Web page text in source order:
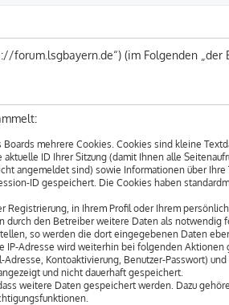
forum.lsgbayern.de“) (im Folgenden
mehrere Cookies. Cookies sind kleine
ID Ihrer Sitzung (damit Ihnen alle
angemeldet sind) sowie Informationen über
ID gespeichert. Die Cookies haben
in Ihrem Profil oder Ihrem
den Betreiber weitere Daten als notwendig
so werden die dort eingegebenen Daten
IP-Adresse wird weiterhin bei folgenden
Kontoaktivierung, Benutzer-Passwort)
und nicht dauerhaft gespeichert.
weitere Daten gespeichert werden. Dazu